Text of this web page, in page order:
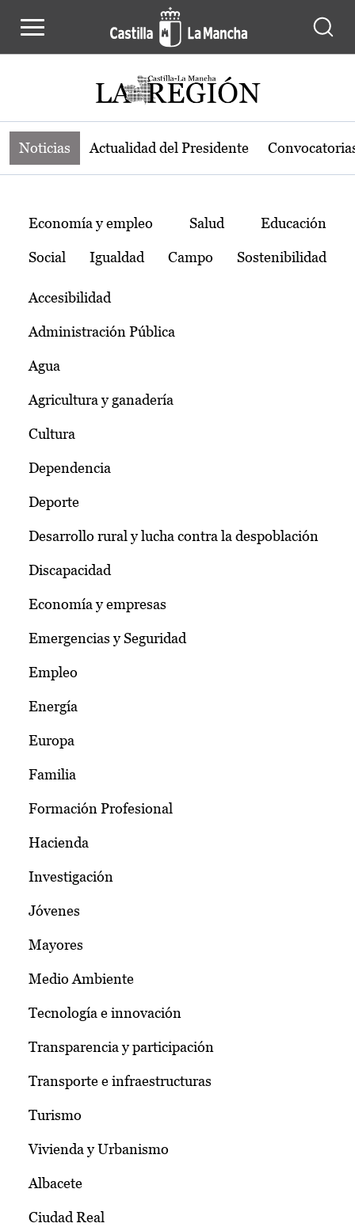
Noticias de la región de Castilla-La
Noticias Actualidad del Presidente
Temas
Economía y empleo Salud Educación
Social Igualdad Campo Sostenibilidad
Accesibilidad
Administración Pública
Agua
Agricultura y ganadería
Cultura
Dependencia
Deporte
Desarrollo rural y lucha contra la despoblación
Discapacidad
Economía y empresas
Emergencias y Seguridad
Empleo
Energía
Europa
Familia
Formación Profesional
Hacienda
Investigación
Jóvenes
Mayores
Medio Ambiente
Tecnología e innovación
Transparencia y participación
Transporte e infraestructuras
Turismo
Vivienda y Urbanismo
Albacete
Ciudad Real